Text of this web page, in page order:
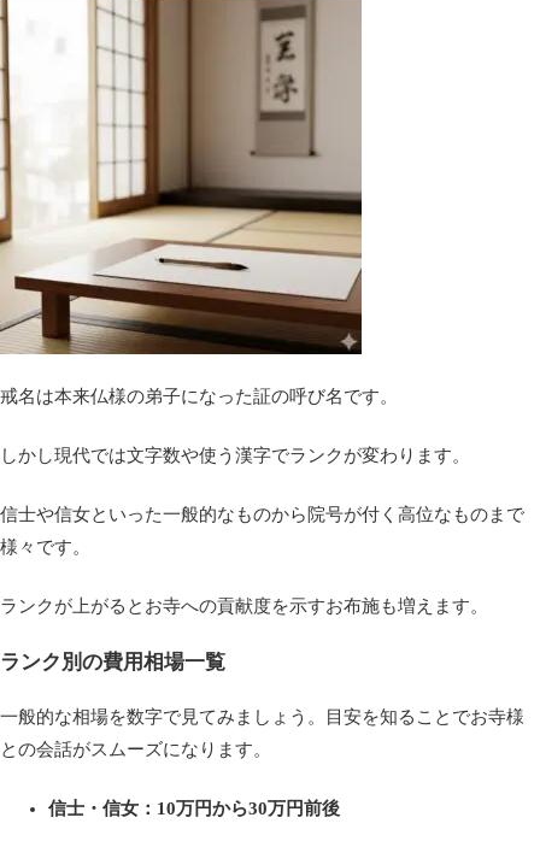
戒名は本来仏様の弟子になった証の呼び名です。
しかし現代では文字数や使う漢字でランクが変わります。
信士や信女といった一般的なものから院号が付く高位なものまで
様々です。
ランクが上がるとお寺への貢献度を示すお布施も増えます。
ランク別の費用相場一覧
一般的な相場を数字で見てみましょう。目安を知ることでお寺様
との会話がスムーズになります。
信士・信女：10万円から30万円前後